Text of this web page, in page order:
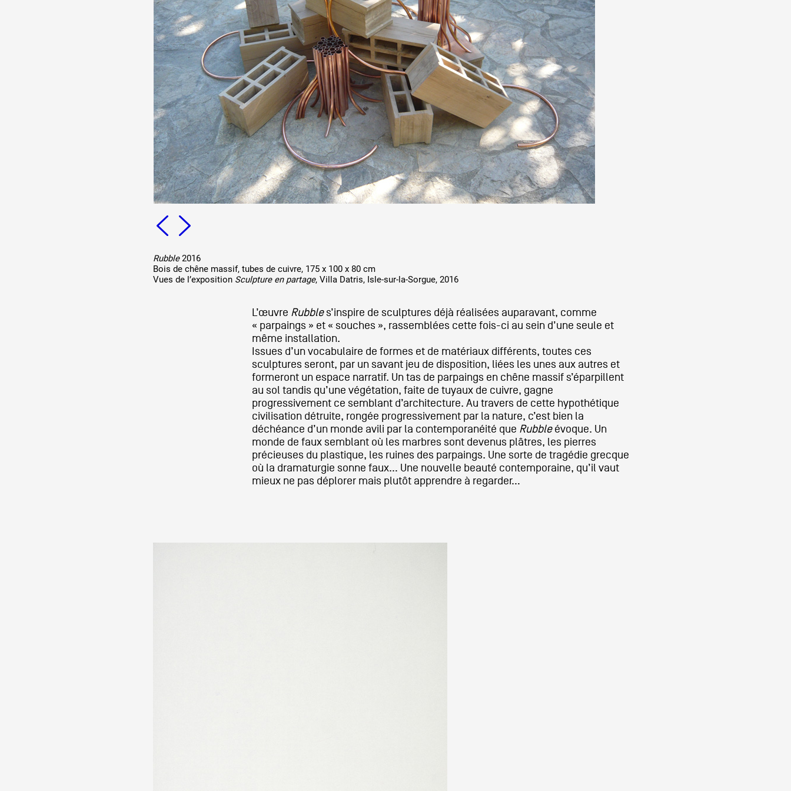
Production vidéo
1% œuvres dans l'espace public
Réseau documents d'artistes
Rubble2016
Bois de chêne massif, tubes de cuivre, 175 x 100 x 80 cm
Vues de l’exposition Sculpture en partage, Villa Datris, Isle-sur-la-Sorgue, 2016
L’œuvre Rubbles’inspire de sculptures déjà réalisées auparavant, comme
« parpaings » et « souches », rassemblées cette fois-ci au sein d’une seule et
même installation.
Issues d’un vocabulaire de formes et de matériaux différents, toutes ces
sculptures seront, par un savant jeu de disposition, liées les unes aux autres et
formeront un espace narratif. Un tas de parpaings en chêne massif s’éparpillent
au sol tandis qu’une végétation, faite de tuyaux de cuivre, gagne
progressivement ce semblant d’architecture. Au travers de cette hypothétique
civilisation détruite, rongée progressivement par la nature, c’est bien la
déchéance d’un monde avili par la contemporanéité que Rubbleévoque. Un
monde de faux semblant où les marbres sont devenus plâtres, les pierres
précieuses du plastique, les ruines des parpaings. Une sorte de tragédie grecque
où la dramaturgie sonne faux… Une nouvelle beauté contemporaine, qu’il vaut
mieux ne pas déplorer mais plutôt apprendre à regarder…